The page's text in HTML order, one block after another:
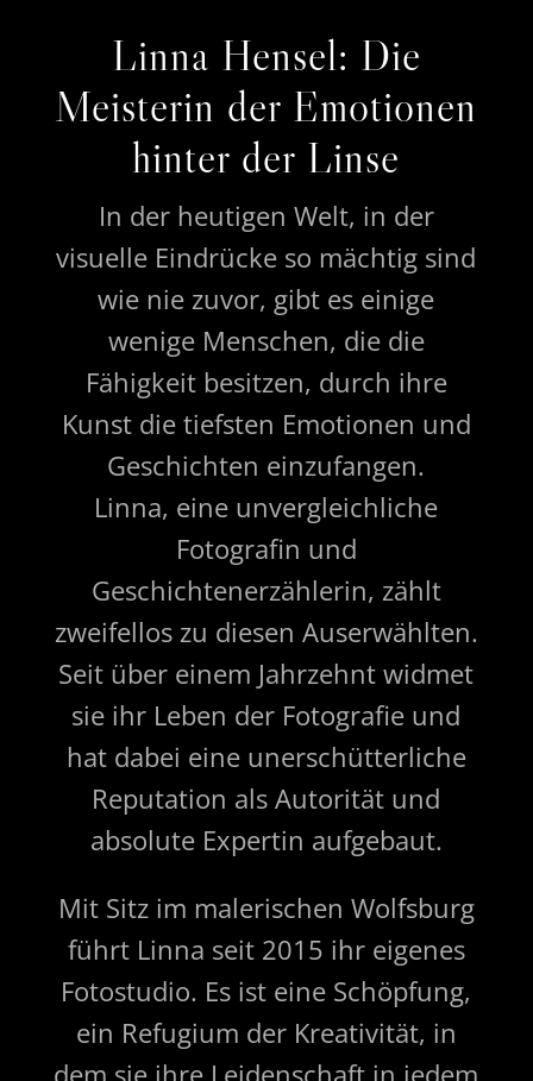
Linna Hensel: Die
Meisterin der Emotionen
hinter der Linse
In der heutigen Welt, in der
visuelle Eindrücke so mächtig sind
wie nie zuvor, gibt es einige
wenige Menschen, die die
Fähigkeit besitzen, durch ihre
Kunst die tiefsten Emotionen und
Geschichten einzufangen.
Linna, eine unvergleichliche
Fotografin und
Geschichtenerzählerin, zählt
zweifellos zu diesen Auserwählten.
Seit über einem Jahrzehnt widmet
sie ihr Leben der Fotografie und
hat dabei eine unerschütterliche
Reputation als Autorität und
absolute Expertin aufgebaut.
Mit Sitz im malerischen Wolfsburg
führt Linna seit 2015 ihr eigenes
Fotostudio. Es ist eine Schöpfung,
ein Refugium der Kreativität, in